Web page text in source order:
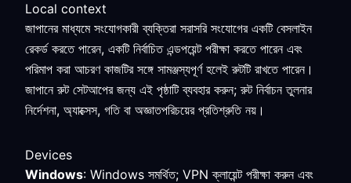
Local context
জাপানের মাধ্যমে সংযোগকারী ব্যক্তিরা সরাসরি সংযোগের একটি বেসলাইন
রেকর্ড করতে পারেন, একটি নির্বাচিত এন্ডপয়েন্ট পরীক্ষা করতে পারেন এবং
পরিমাপ করা আচরণ কাজটির সঙ্গে সামঞ্জস্যপূর্ণ হলেই রুটটি রাখতে পারেন।
জাপানে রুট সেটআপের জন্য এই পৃষ্ঠাটি ব্যবহার করুন; রুট নির্বাচন তুলনার
নির্দেশনা, অ্যাক্সেস, গতি বা অজ্ঞাতপরিচয়ের প্রতিশ্রুতি নয়।
Devices
Windows: Windows সমর্থিত; VPN ক্লায়েন্ট পরীক্ষা করুন এবং